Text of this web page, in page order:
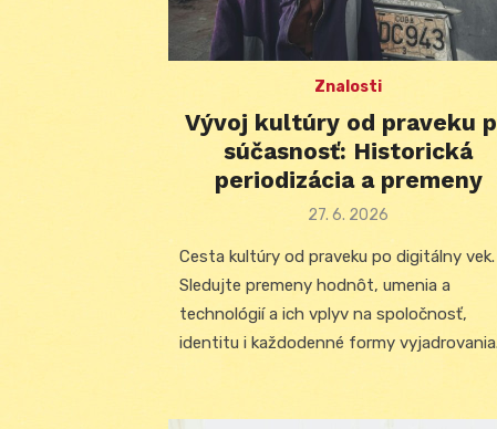
Znalosti
Vývoj kultúry od praveku
súčasnosť: Historická
periodizácia a premeny
Posted
27. 6. 2026
Cesta kultúry od praveku po digitálny vek.
Sledujte premeny hodnôt, umenia a
technológií a ich vplyv na spoločnosť,
identitu i každodenné formy vyjadrovania.